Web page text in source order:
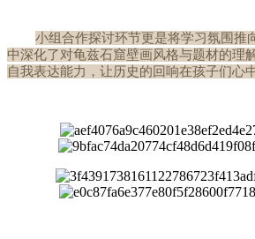
小组合作探讨环节更是将学习氛围推
中深化了对龟兹石窟壁画风格与题材的理
自我表达能力，让历史的回响在孩子们心